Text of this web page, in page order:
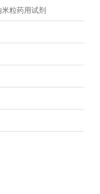
粒药用试剂